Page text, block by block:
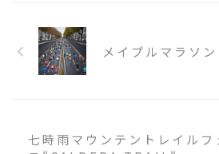
メイプルマラソン
七時雨マウンテントレイルフ